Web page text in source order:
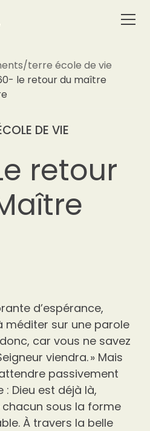
/terre école de vie
le retour du maître
DE VIE
retour
d’espérance,
méditer sur une parole
car vous ne savez
viendra. » Mais
passivement
: Dieu est déjà là,
sous la forme
À travers la belle